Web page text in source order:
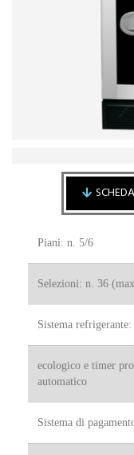
Piani: n. 5/6
Selezioni: n. 36
Sistema
ecologico e timer
automatico
Sistema di
Cliente
Nome*
Nome